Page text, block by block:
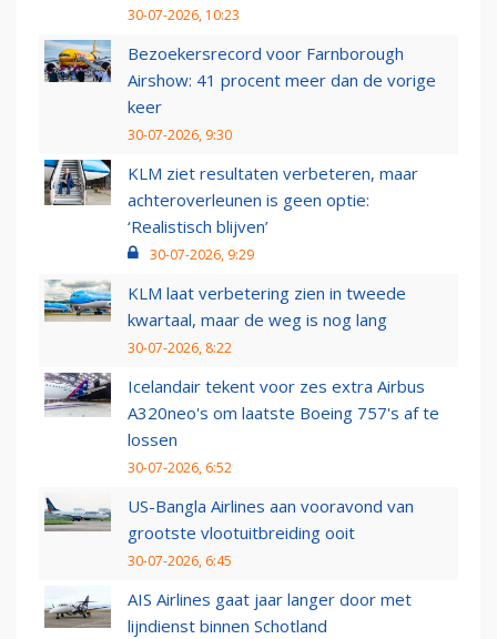
30-07-2026, 10:23
Bezoekersrecord voor Farnborough
Airshow: 41 procent meer dan de vorige
keer
30-07-2026, 9:30
KLM ziet resultaten verbeteren, maar
achteroverleunen is geen optie:
‘Realistisch blijven’
30-07-2026, 9:29
KLM laat verbetering zien in tweede
kwartaal, maar de weg is nog lang
30-07-2026, 8:22
Icelandair tekent voor zes extra Airbus
A320neo's om laatste Boeing 757's af te
lossen
30-07-2026, 6:52
US-Bangla Airlines aan vooravond van
grootste vlootuitbreiding ooit
30-07-2026, 6:45
AIS Airlines gaat jaar langer door met
lijndienst binnen Schotland